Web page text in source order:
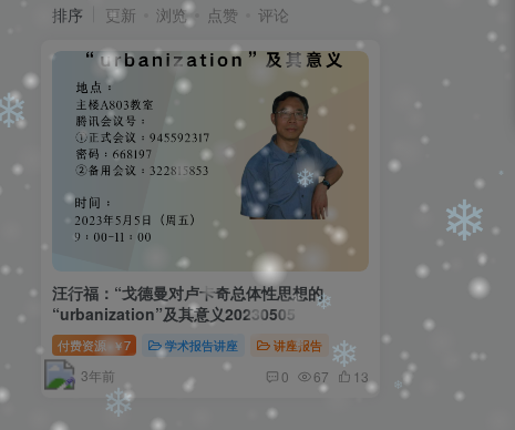
排序 更新 浏览 点赞 评论
汪行福：“戈德曼对卢卡奇总体性思想的
“urbanization”及其意义20230505
付费资源 ￥7 学术报告讲座 讲座报告
3年前 0 67 13
❄
❄
❄
❄